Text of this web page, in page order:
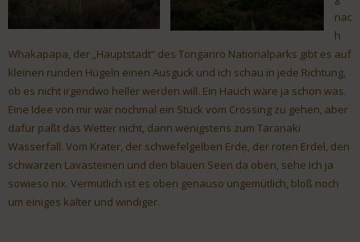
nac
h
Whakapapa, der „Hauptstadt“ des Tongariro Nationalparks gibt es auf
kleinen runden Hügeln einen Ausguck und ich schau in jede Richtung,
ob es nicht irgendwo heller werden will. Ein Hauch wäre ja schon was.
Eine Idee von mir war nochmal ein Stück vom Crossing zu gehen, aber
dafür paßt das Wetter nicht, dann wenigstens zum Taranaki
Wasserfall. Vom Krater, der schwefelgelben Erde, der roten Erdel, den
schwarzen Lavasteinen und den blauen Seen da oben, sehe ich ja
sowieso nix. Vermutlich ist es oben genauso ungemütlich, bloß noch
um einiges kälter und windiger.